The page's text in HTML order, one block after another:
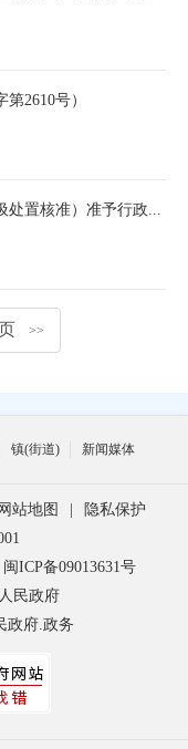
2610号）
置核准）准予行政...
>>
镇(街道) 新闻媒体
站地图 |
隐私保护
闽ICP备09013631号
民政府
政府.政务